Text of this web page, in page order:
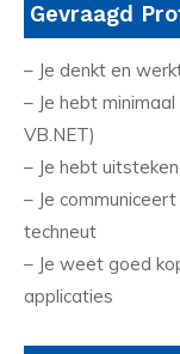
Gevraagd
– Je denkt en
– Je hebt
VB.NET)
– Je hebt
– Je
techneut
– Je weet goed
applicaties